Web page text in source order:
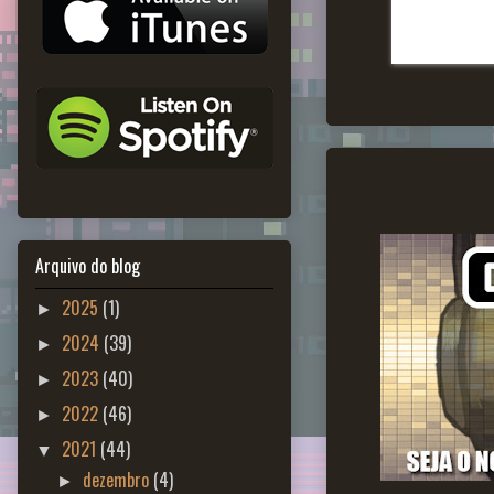
Arquivo do blog
► 2025 (1)
► 2024 (39)
► 2023 (40)
► 2022 (46)
▼ 2021 (44)
► dezembro (4)